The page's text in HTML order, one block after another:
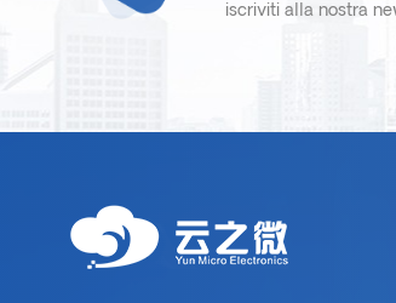
iscriviti alla nostra